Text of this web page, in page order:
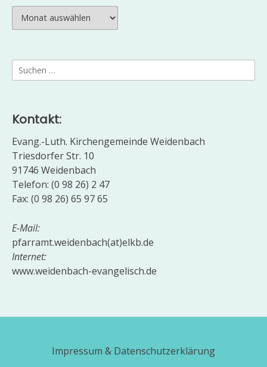
Archiv
Suchen
nach:
Kontakt:
Evang.-Luth. Kirchengemeinde Weidenbach
Triesdorfer Str. 10
91746 Weidenbach
Telefon: (0 98 26) 2 47
Fax: (0 98 26) 65 97 65
E-Mail:
pfarramt.weidenbach(at)elkb.de
Internet:
www.weidenbach-evangelisch.de
Impressum & Datenschutzerklärung